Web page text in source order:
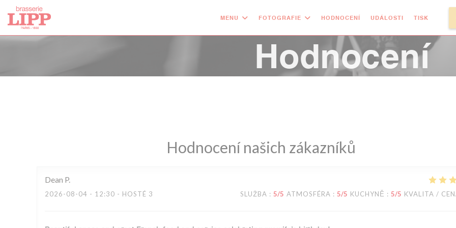
Panel pro správu cookies
MENU FOTOGRAFIE HODNOCENÍ UDÁLOSTI TISK
Hodnocení
Hodnocení našich zákazníků
Dean P
2026-08-04 - 12:30 - HOSTÉ 3 SLUŽBA : 5/5 ATMOSFÉRA : 5/5 KUCHYNĚ : 5/5 KVALITA /